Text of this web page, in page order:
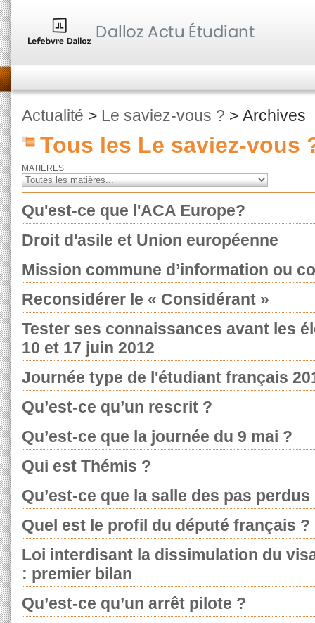
Actualité > Le saviez-vous ? > Archives
Tous les Le saviez-vous
MATIÈRES
Qu'est-ce que l'ACA Europe?
Droit d'asile et Union européenne
Mission commune d’information ou
Reconsidérer le « Considérant »
Tester ses connaissances avant les
10 et 17 juin 2012
Journée type de l'étudiant français
Qu’est-ce qu’un rescrit ?
Qu’est-ce que la journée du 9 mai ?
Qui est Thémis ?
Qu’est-ce que la salle des pas perdus
Quel est le profil du député français ?
Loi interdisant la dissimulation du
: premier bilan
Qu’est-ce qu’un arrêt pilote ?